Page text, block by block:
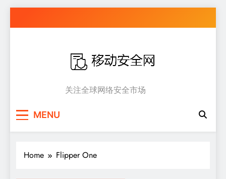
to
移动安全网
关注全球网络安全市场
MENU
Home Flipper One